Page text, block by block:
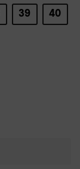
39 40